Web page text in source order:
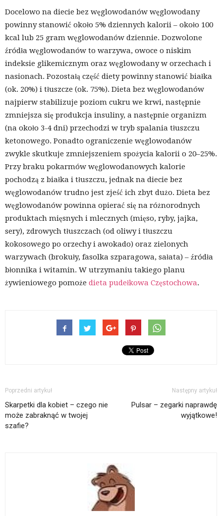
Docelowo na diecie bez węglowodanów węglowodany
powinny stanowić około 5% dziennych kalorii – około 100
kcal lub 25 gram węglowodanów dziennie. Dozwolone
źródła węglowodanów to warzywa, owoce o niskim
indeksie glikemicznym oraz węglowodany w orzechach i
nasionach. Pozostałą część diety powinny stanowić białka
(ok. 20%) i tłuszcze (ok. 75%). Dieta bez węglowodanów
najpierw stabilizuje poziom cukru we krwi, następnie
zmniejsza się produkcja insuliny, a następnie organizm
(na około 3-4 dni) przechodzi w tryb spalania tłuszczu
ketonowego. Ponadto ograniczenie węglowodanów
zwykle skutkuje zmniejszeniem spożycia kalorii o 20–25%.
Przy braku pokarmów węglowodanowych kalorie
pochodzą z białka i tłuszczu, jednak na diecie bez
węglowodanów trudno jest zjeść ich zbyt dużo. Dieta bez
węglowodanów powinna opierać się na różnorodnych
produktach mięsnych i mlecznych (mięso, ryby, jajka,
sery), zdrowych tłuszczach (od oliwy i tłuszczu
kokosowego po orzechy i awokado) oraz zielonych
warzywach (brokuły, fasolka szparagowa, sałata) – źródła
błonnika i witamin. W utrzymaniu takiego planu
żywieniowego pomoże dieta pudełkowa Częstochowa.
Poprzedni artykuł
Skarpetki dla kobiet – czego nie
może zabraknąć w twojej
szafie?
Następny artykuł
Pulsar – zegarki naprawdę
wyjątkowe!